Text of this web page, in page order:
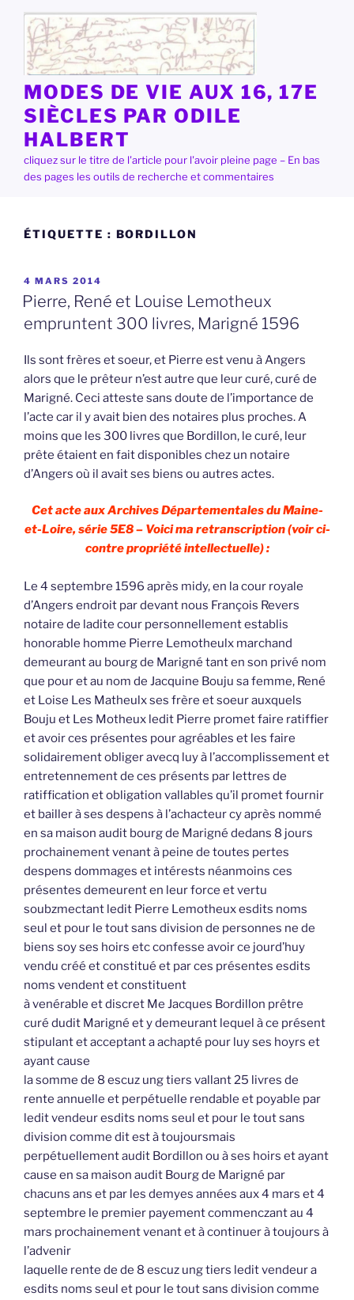
contenu
principal
MODES DE VIE AUX 16, 17E
SIÈCLES PAR ODILE
HALBERT
cliquez sur le titre de l'article pour l'avoir pleine page – En bas
des pages les outils de recherche et commentaires
ÉTIQUETTE : BORDILLON
PUBLIÉ
LE
4 MARS 2014
Pierre, René et Louise Lemotheux
empruntent 300 livres, Marigné 1596
Ils sont frères et soeur, et Pierre est venu à Angers
alors que le prêteur n’est autre que leur curé, curé de
Marigné. Ceci atteste sans doute de l’importance de
l’acte car il y avait bien des notaires plus proches. A
moins que les 300 livres que Bordillon, le curé, leur
prête étaient en fait disponibles chez un notaire
d’Angers où il avait ses biens ou autres actes.
Cet acte aux Archives Départementales du Maine-
et-Loire, série 5E8 – Voici ma retranscription (voir ci-
contre propriété intellectuelle) :
Le 4 septembre 1596 après midy, en la cour royale
d’Angers endroit par devant nous François Revers
notaire de ladite cour personnellement establis
honorable homme Pierre Lemotheulx marchand
demeurant au bourg de Marigné tant en son privé nom
que pour et au nom de Jacquine Bouju sa femme, René
et Loise Les Matheulx ses frère et soeur auxquels
Bouju et Les Motheux ledit Pierre promet faire ratiffier
et avoir ces présentes pour agréables et les faire
solidairement obliger avecq luy à l’accomplissement et
entretennement de ces présents par lettres de
ratiffication et obligation vallables qu’il promet fournir
et bailler à ses despens à l’achacteur cy après nommé
en sa maison audit bourg de Marigné dedans 8 jours
prochainement venant à peine de toutes pertes
despens dommages et intérests néanmoins ces
présentes demeurent en leur force et vertu
soubzmectant ledit Pierre Lemotheux esdits noms
seul et pour le tout sans division de personnes ne de
biens soy ses hoirs etc confesse avoir ce jourd’huy
vendu créé et constitué et par ces présentes esdits
noms vendent et constituent
à venérable et discret Me Jacques Bordillon prêtre
curé dudit Marigné et y demeurant lequel à ce présent
stipulant et acceptant a achapté pour luy ses hoyrs et
ayant cause
la somme de 8 escuz ung tiers vallant 25 livres de
rente annuelle et perpétuelle rendable et poyable par
ledit vendeur esdits noms seul et pour le tout sans
division comme dit est à toujoursmais
perpétuellement audit Bordillon ou à ses hoirs et ayant
cause en sa maison audit Bourg de Marigné par
chacuns ans et par les demyes années aux 4 mars et 4
septembre le premier payement commenczant au 4
mars prochainement venant et à continuer à toujours à
l’advenir
laquelle rente de de 8 escuz ung tiers ledit vendeur a
esdits noms seul et pour le tout sans division comme